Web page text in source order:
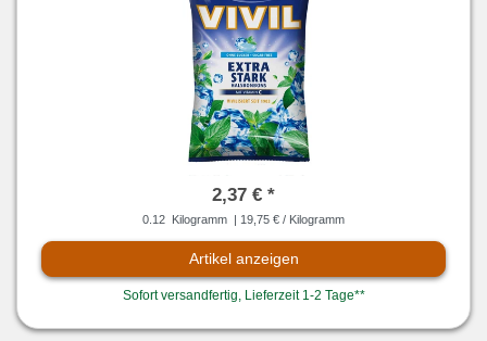
2,37 € *
0.12 Kilogramm | 19,75 € / Kilogramm
Artikel anzeigen
Sofort versandfertig, Lieferzeit 1-2 Tage**